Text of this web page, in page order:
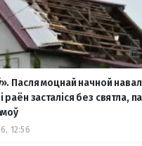
Пасля моцнай начной
раён засталіся без святла,
12:56